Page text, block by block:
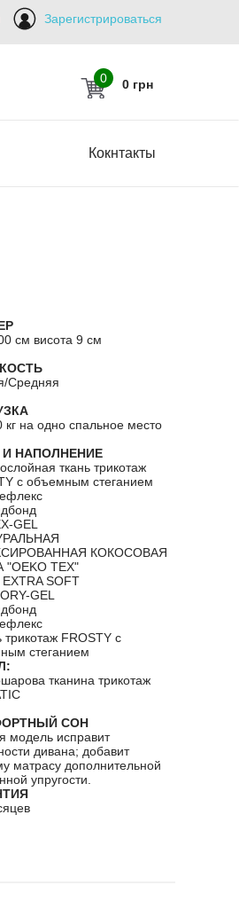
Зарегистрироваться
0 0 грн
Кокнтакты
см висота 9 см
Средняя
кг на одно спальное место
НАПОЛНЕНИЕ
ткань трикотаж
с объемным стеганием
GEL
КОКОСОВАЯ
"OEKO TEX"
EXTRA SOFT
GEL
трикотаж FROSTY с
стеганием
тканина трикотаж
СОН
модель исправит
дивана; добавит
матрасу дополнительной
упругости.